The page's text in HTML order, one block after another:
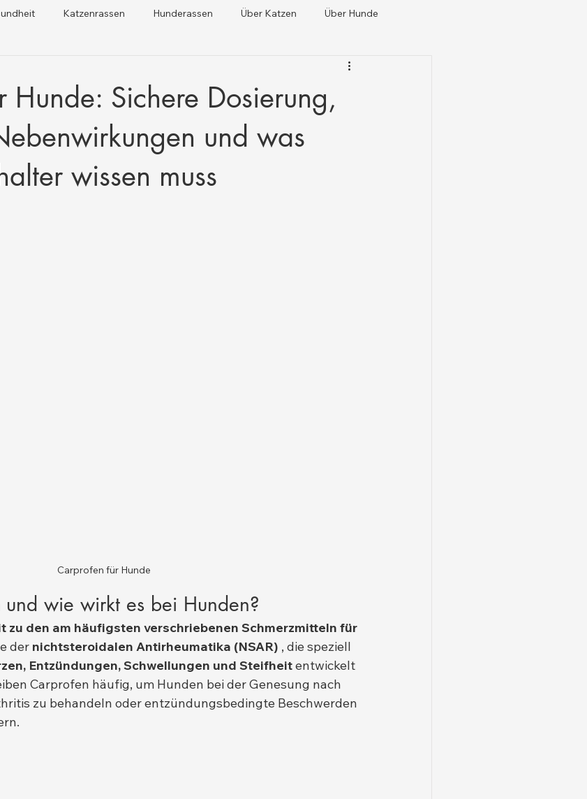
Katzenrassen Hunderassen Über Katzen Über Hunde
Hunde: Sichere Dosierung,
und was
wissen muss
Carprofen für Hunde
wie wirkt es bei Hunden?
zu den am häufigsten verschriebenen Schmerzmitteln für
der nichtsteroidalen Antirheumatika (NSAR) , die speziell
Entzündungen, Schwellungen und Steifheit entwickelt
Carprofen häufig, um Hunden bei der Genesung nach
zu behandeln oder entzündungsbedingte Beschwerden